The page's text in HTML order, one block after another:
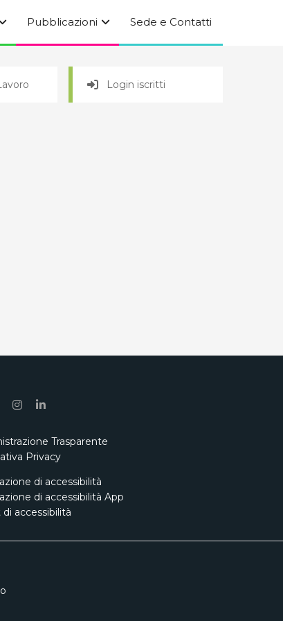
Pubblicazioni Sede e Contatti
Login iscritti
Trasparente
Privacy
di accessibilità
di accessibilità App
di accessibilità